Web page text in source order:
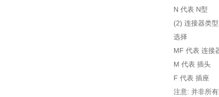
N 代表 N型
(2) 连接器类型
选择
MF 代表 连接
M 代表 插头
F 代表 插座
注意: 并非所